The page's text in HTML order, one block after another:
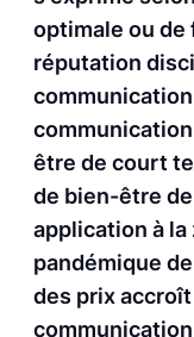
optimale ou de
réputation
être de court
de bien-être
application à
pandémique
des prix